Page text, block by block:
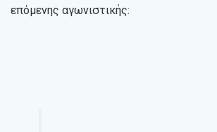
επόμενης αγωνιστικής: